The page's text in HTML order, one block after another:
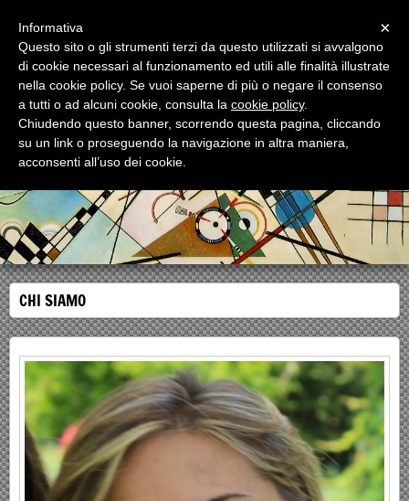
AVVOCATO SIMONA ARCURI
Studio Legale in Milano
CHI SIAMO
×
Informativa
Questo sito o gli strumenti terzi da questo utilizzati si avvalgono
di cookie necessari al funzionamento ed utili alle finalità illustrate
nella cookie policy. Se vuoi saperne di più o negare il consenso
a tutti o ad alcuni cookie, consulta la cookie policy.
Chiudendo questo banner, scorrendo questa pagina, cliccando
su un link o proseguendo la navigazione in altra maniera,
acconsenti all’uso dei cookie.